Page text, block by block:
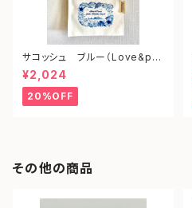
サコッシュ ブルー（Love&pe
ace from shonan)
¥2,024
20%OFF
その他の商品